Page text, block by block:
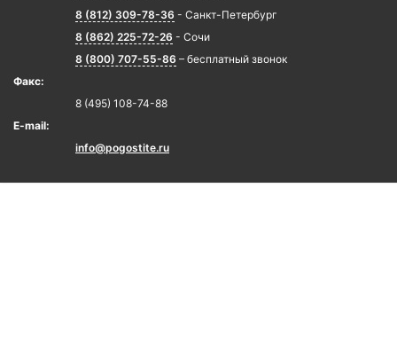
8 (812) 309-78-36 - Санкт-Петербург
8 (862) 225-72-26 - Сочи
8 (800) 707-55-86 – бесплатный звонок
Факс:
8 (495) 108-74-88
E-mail:
info@pogostite.ru